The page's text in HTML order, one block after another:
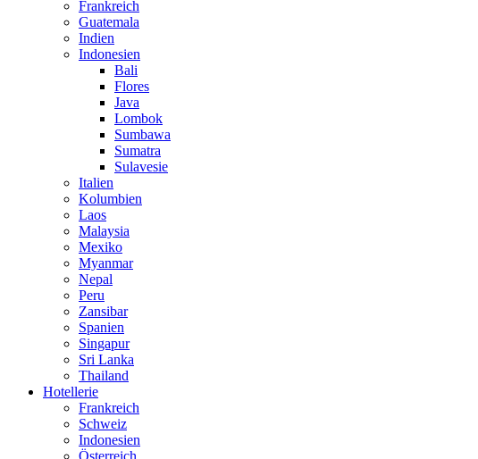
Frankreich
Guatemala
Indien
Indonesien
Bali
Flores
Java
Lombok
Sumbawa
Sumatra
Sulavesie
Italien
Kolumbien
Laos
Malaysia
Mexiko
Myanmar
Nepal
Peru
Zansibar
Spanien
Singapur
Sri Lanka
Thailand
Hotellerie
Frankreich
Schweiz
Indonesien
Österreich